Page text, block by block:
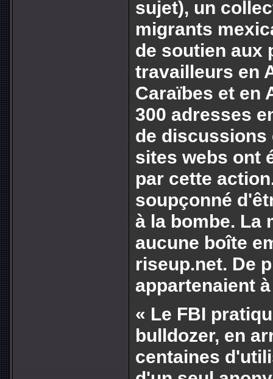
sujet), un
migrants
de soutien aux
travailleurs en
Caraïbes et en
300 adresses
de discussions
sites webs ont
par cette
soupçonné
à la bombe. La
aucune boîte
riseup.net. De
appartenaient
« Le FBI
bulldozer, en
centaines